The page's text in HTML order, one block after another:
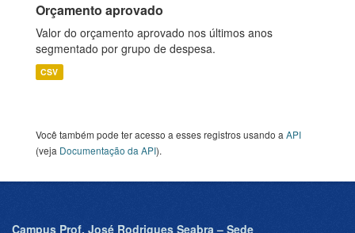
Orçamento aprovado
Valor do orçamento aprovado nos últimos anos
segmentado por grupo de despesa.
CSV
Você também pode ter acesso a esses registros usando a API
(veja Documentação da API).
Campus Prof. José Rodrigues Seabra – Sede